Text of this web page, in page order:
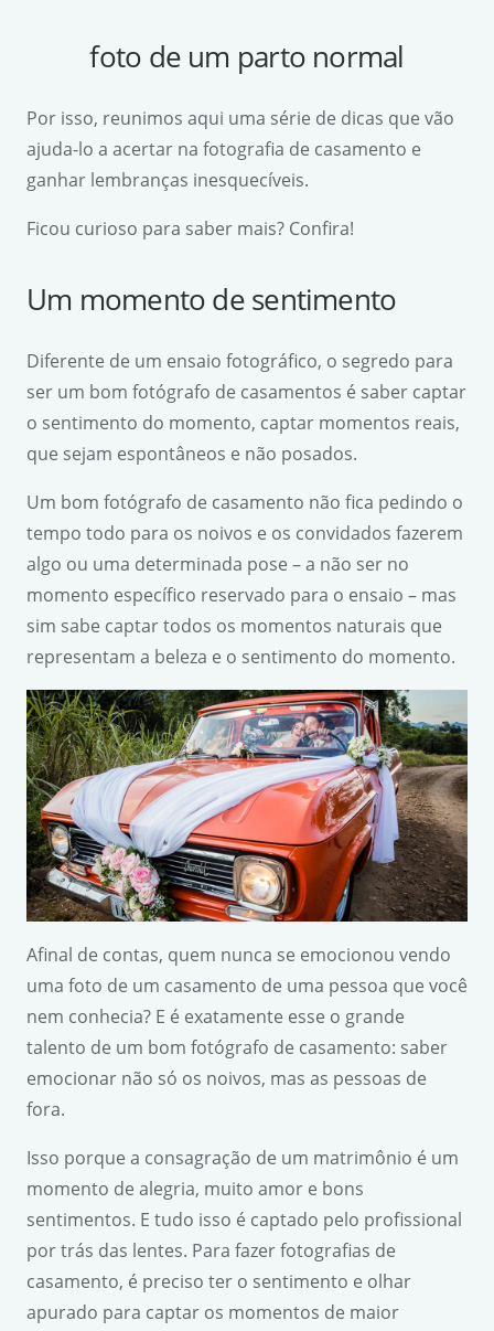
foto de um parto normal
Por isso, reunimos aqui uma série de dicas que vão
ajuda-lo a acertar na fotografia de casamento e
ganhar lembranças inesquecíveis.
Ficou curioso para saber mais? Confira!
Um momento de sentimento
Diferente de um ensaio fotográfico, o segredo para
ser um bom fotógrafo de casamentos é saber captar
o sentimento do momento, captar momentos reais,
que sejam espontâneos e não posados.
Um bom fotógrafo de casamento não fica pedindo o
tempo todo para os noivos e os convidados fazerem
algo ou uma determinada pose – a não ser no
momento específico reservado para o ensaio – mas
sim sabe captar todos os momentos naturais que
representam a beleza e o sentimento do momento.
Afinal de contas, quem nunca se emocionou vendo
uma foto de um casamento de uma pessoa que você
nem conhecia? E é exatamente esse o grande
talento de um bom fotógrafo de casamento: saber
emocionar não só os noivos, mas as pessoas de
fora.
Isso porque a consagração de um matrimônio é um
momento de alegria, muito amor e bons
sentimentos. E tudo isso é captado pelo profissional
por trás das lentes. Para fazer fotografias de
casamento, é preciso ter o sentimento e olhar
apurado para captar os momentos de maior